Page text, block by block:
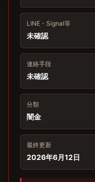
LINE・Signal等
未確認
連絡手段
未確認
分類
闇金
最終更新
2026年6月12日